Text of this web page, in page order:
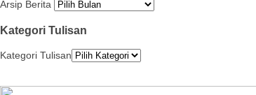
Arsip Berita
Kategori Tulisan
Kategori Tulisan